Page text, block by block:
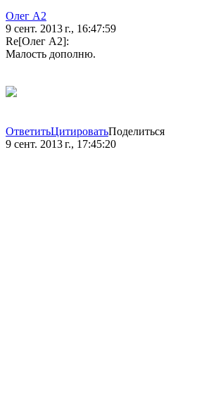
Олег А2
9 сент. 2013 г., 16:47:59
Re[Олег А2]:
Малость дополню.
ОтветитьЦитироватьПоделиться
9 сент. 2013 г., 17:45:20